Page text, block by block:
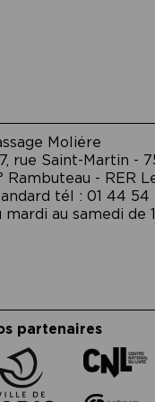
Moliėre
rue Saint-Martin -
Rambuteau - RER
tél : 01 44 54
mardi au samedi de
partenaires